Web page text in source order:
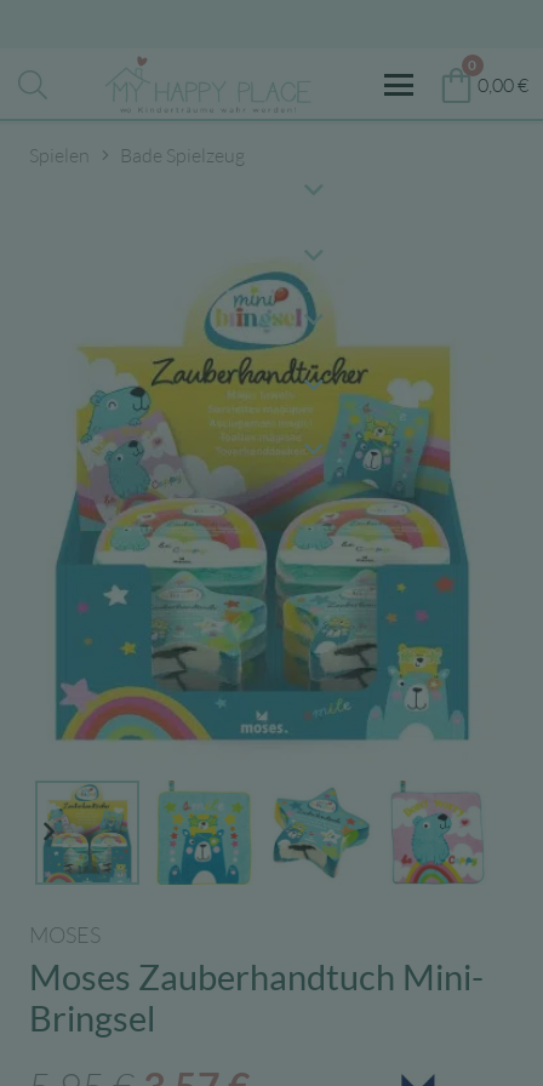
0
0,00€
Spielen Bade Spielzeug
MOSES
Moses Zauberhandtuch Mini-
Bringsel